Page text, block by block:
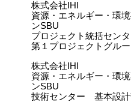
株式会社IHI
資源・エネルギー・環
ンSBU
プロジェクト統括セン
第１プロジェクトグル
株式会社IHI
資源・エネルギー・環
ンSBU
技術センター 基本設